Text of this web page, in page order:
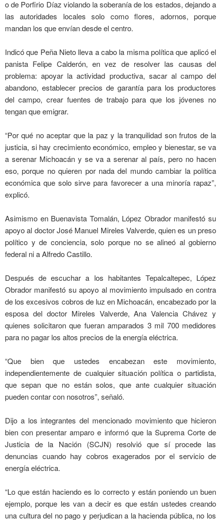
o de Porfirio Díaz violando la soberanía de los estados, dejando a
las autoridades locales solo como flores, adornos, porque
mandan los que envían desde el centro.
Indicó que Peña Nieto lleva a cabo la misma política que aplicó el
panista Felipe Calderón, en vez de resolver las causas del
problema: apoyar la actividad productiva, sacar al campo del
abandono, establecer precios de garantía para los productores
del campo, crear fuentes de trabajo para que los jóvenes no
tengan que emigrar.
“Por qué no aceptar que la paz y la tranquilidad son frutos de la
justicia, si hay crecimiento económico, empleo y bienestar, se va
a serenar Michoacán y se va a serenar al país, pero no hacen
eso, porque no quieren por nada del mundo cambiar la política
económica que solo sirve para favorecer a una minoría rapaz”,
explicó.
Asimismo en Buenavista Tomalán, López Obrador manifestó su
apoyo al doctor José Manuel Mireles Valverde, quien es un preso
político y de conciencia, solo porque no se alineó al gobierno
federal ni a Alfredo Castillo.
Después de escuchar a los habitantes Tepalcaltepec, López
Obrador manifestó su apoyo al movimiento impulsado en contra
de los excesivos cobros de luz en Michoacán, encabezado por la
esposa del doctor Mireles Valverde, Ana Valencia Chávez y
quienes solicitaron que fueran amparados 3 mil 700 medidores
para no pagar los altos precios de la energía eléctrica.
“Que bien que ustedes encabezan este movimiento,
independientemente de cualquier situación política o partidista,
que sepan que no están solos, que ante cualquier situación
pueden contar con nosotros”, señaló.
Dijo a los integrantes del mencionado movimiento que hicieron
bien con presentar amparo e informó que la Suprema Corte de
Justicia de la Nación (SCJN) resolvió que sí procede las
denuncias cuando hay cobros exagerados por el servicio de
energía eléctrica.
“Lo que están haciendo es lo correcto y están poniendo un buen
ejemplo, porque les van a decir es que están ustedes creando
una cultura del no pago y perjudican a la hacienda pública, no los